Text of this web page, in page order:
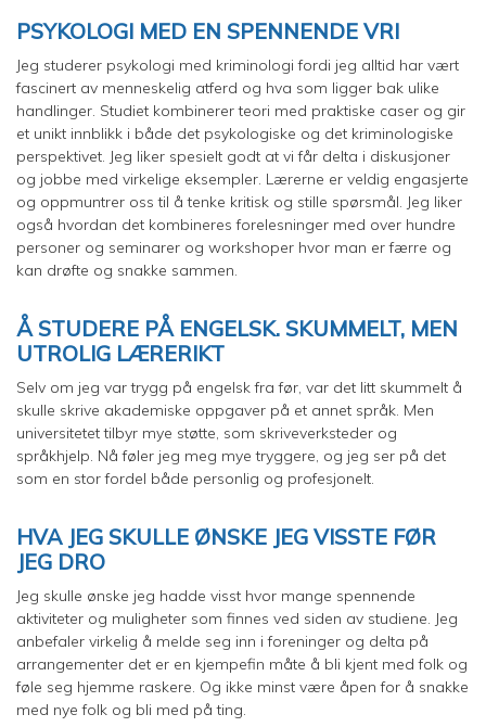
PSYKOLOGI MED EN SPENNENDE VRI
Jeg studerer psykologi med kriminologi fordi jeg alltid har vært
fascinert av menneskelig atferd og hva som ligger bak ulike
handlinger. Studiet kombinerer teori med praktiske caser og gir
et unikt innblikk i både det psykologiske og det kriminologiske
perspektivet. Jeg liker spesielt godt at vi får delta i diskusjoner
og jobbe med virkelige eksempler. Lærerne er veldig engasjerte
og oppmuntrer oss til å tenke kritisk og stille spørsmål. Jeg liker
også hvordan det kombineres forelesninger med over hundre
personer og seminarer og workshoper hvor man er færre og
kan drøfte og snakke sammen.
Å STUDERE PÅ ENGELSK. SKUMMELT, MEN
UTROLIG LÆRERIKT
Selv om jeg var trygg på engelsk fra før, var det litt skummelt å
skulle skrive akademiske oppgaver på et annet språk. Men
universitetet tilbyr mye støtte, som skriveverksteder og
språkhjelp. Nå føler jeg meg mye tryggere, og jeg ser på det
som en stor fordel både personlig og profesjonelt.
HVA JEG SKULLE ØNSKE JEG VISSTE FØR
JEG DRO
Jeg skulle ønske jeg hadde visst hvor mange spennende
aktiviteter og muligheter som finnes ved siden av studiene. Jeg
anbefaler virkelig å melde seg inn i foreninger og delta på
arrangementer det er en kjempefin måte å bli kjent med folk og
føle seg hjemme raskere. Og ikke minst være åpen for å snakke
med nye folk og bli med på ting.